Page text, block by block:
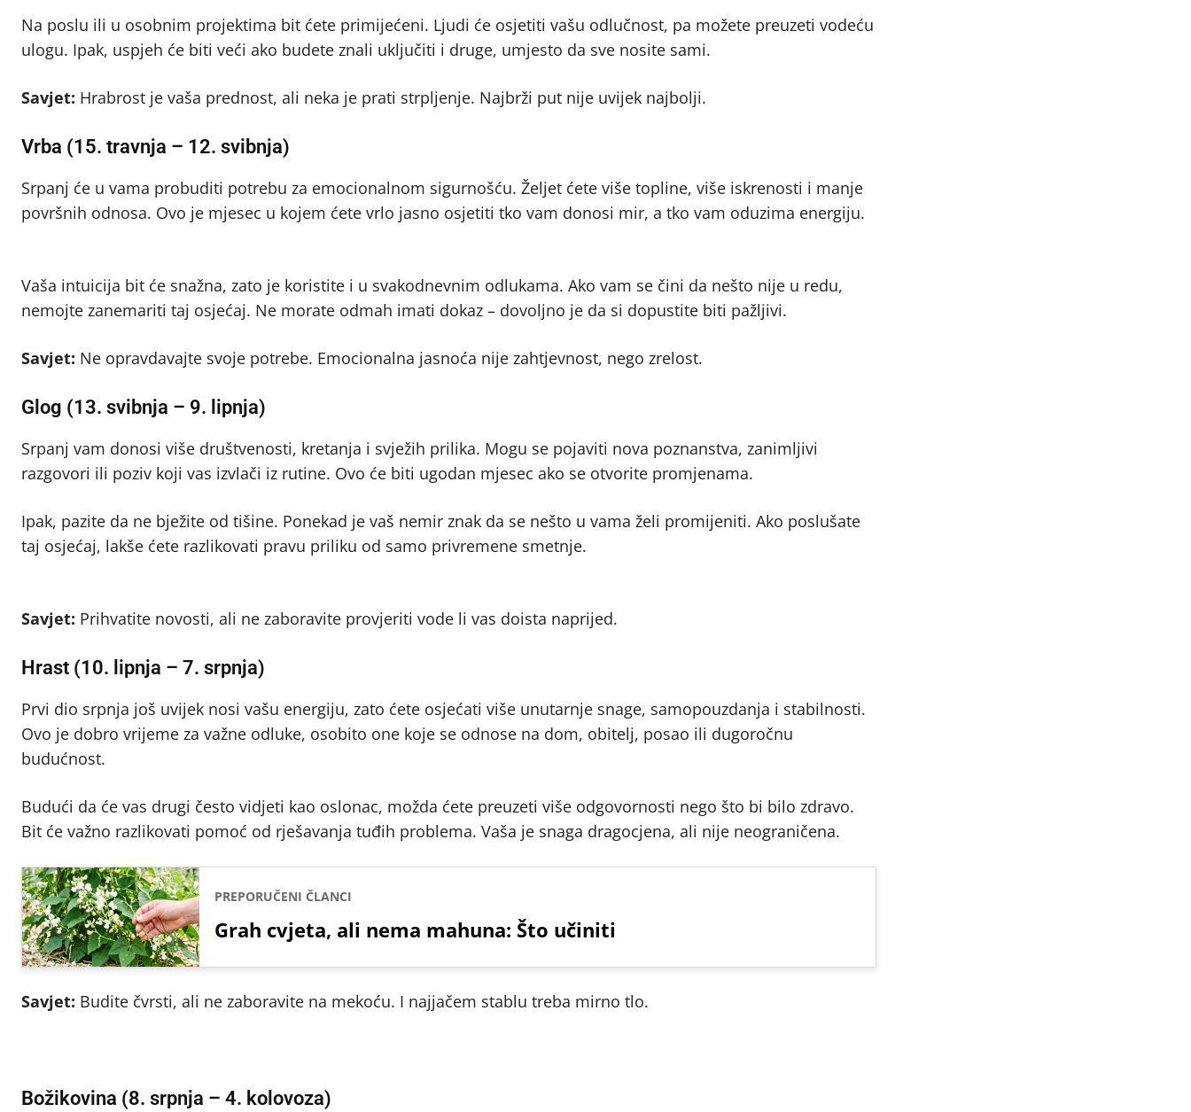
Na poslu ili u osobnim projektima bit ćete primijećeni. Ljudi će osjetiti vašu odlučnost, pa možete preuzeti vodeću
ulogu. Ipak, uspjeh će biti veći ako budete znali uključiti i druge, umjesto da sve nosite sami.
Savjet: Hrabrost je vaša prednost, ali neka je prati strpljenje. Najbrži put nije uvijek najbolji.
Vrba (15. travnja – 12. svibnja)
Srpanj će u vama probuditi potrebu za emocionalnom sigurnošću. Željet ćete više topline, više iskrenosti i manje
površnih odnosa. Ovo je mjesec u kojem ćete vrlo jasno osjetiti tko vam donosi mir, a tko vam oduzima energiju.
Vaša intuicija bit će snažna, zato je koristite i u svakodnevnim odlukama. Ako vam se čini da nešto nije u redu,
nemojte zanemariti taj osjećaj. Ne morate odmah imati dokaz – dovoljno je da si dopustite biti pažljivi.
Savjet: Ne opravdavajte svoje potrebe. Emocionalna jasnoća nije zahtjevnost, nego zrelost.
Glog (13. svibnja – 9. lipnja)
Srpanj vam donosi više društvenosti, kretanja i svježih prilika. Mogu se pojaviti nova poznanstva, zanimljivi
razgovori ili poziv koji vas izvlači iz rutine. Ovo će biti ugodan mjesec ako se otvorite promjenama.
Ipak, pazite da ne bježite od tišine. Ponekad je vaš nemir znak da se nešto u vama želi promijeniti. Ako poslušate
taj osjećaj, lakše ćete razlikovati pravu priliku od samo privremene smetnje.
Savjet: Prihvatite novosti, ali ne zaboravite provjeriti vode li vas doista naprijed.
Hrast (10. lipnja – 7. srpnja)
Prvi dio srpnja još uvijek nosi vašu energiju, zato ćete osjećati više unutarnje snage, samopouzdanja i stabilnosti.
Ovo je dobro vrijeme za važne odluke, osobito one koje se odnose na dom, obitelj, posao ili dugoročnu
budućnost.
Budući da će vas drugi često vidjeti kao oslonac, možda ćete preuzeti više odgovornosti nego što bi bilo zdravo.
Bit će važno razlikovati pomoć od rješavanja tuđih problema. Vaša je snaga dragocjena, ali nije neograničena.
PREPORUČENI ČLANCI
Grah cvjeta, ali nema mahuna: Što učiniti
Savjet: Budite čvrsti, ali ne zaboravite na mekoću. I najjačem stablu treba mirno tlo.
Božikovina (8. srpnja – 4. kolovoza)